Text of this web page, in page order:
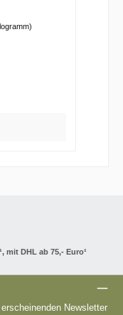
mit DHL ab 75,- Euro¹
Newsletter